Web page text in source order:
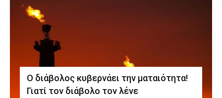
Ο διάβολος κυβερνάει την ματαιότητα!
Γιατί τον διάβολο τον λένε